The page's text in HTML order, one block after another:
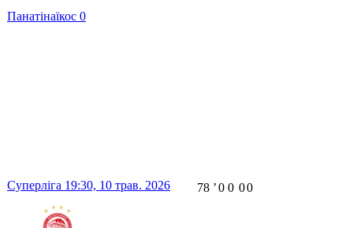
Панатінаїкос 0
Суперліга 19:30, 10 трав. 2026 78 ʼ0 0 00